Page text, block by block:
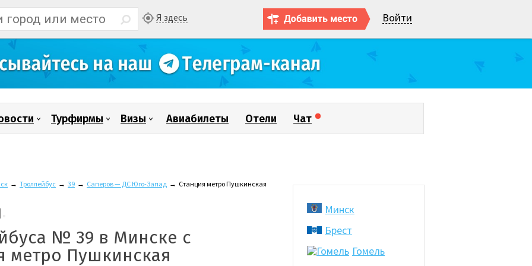
Я здесь Войти
Турфирмы Визы Авиабилеты Отели Чат
→ Троллейбус → 39 → Саперов — ДС Юго-Запад → Станция метро Пушкинская
№ 39 в Минске с
метро Пушкинская
Минск
Брест
Гомель